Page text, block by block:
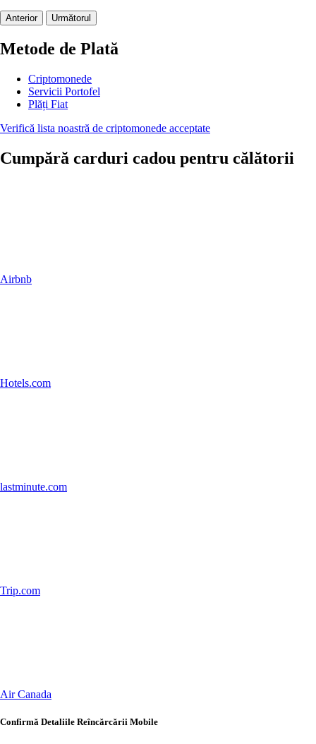
Anterior Următorul
Metode de Plată
Criptomonede
Servicii Portofel
Plăți Fiat
Verifică lista noastră de criptomonede acceptate
Cumpără carduri cadou pentru călătorii
Airbnb
Hotels.com
lastminute.com
Trip.com
Air Canada
Confirmă Detaliile Reîncărcării Mobile